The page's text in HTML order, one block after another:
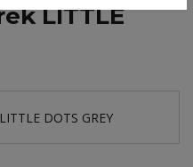
LITTLE